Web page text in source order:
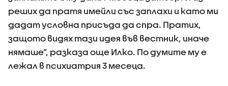
реших да пратя имейли със заплахи и като ми
дадат условна присъда да спра. Пратих,
защото видях тази идея във вестник, иначе
нямаше”, разказа още Илко. По думите му е
лежал в психиатрия 3 месеца.